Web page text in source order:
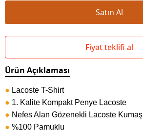
Satın Al
Fiyat teklifi al
Ürün Açıklaması
● Lacoste T-Shirt
● 1. Kalite Kompakt Penye Lacoste
● Nefes Alan Gözenekli Lacoste Kumaş
● %100 Pamuklu